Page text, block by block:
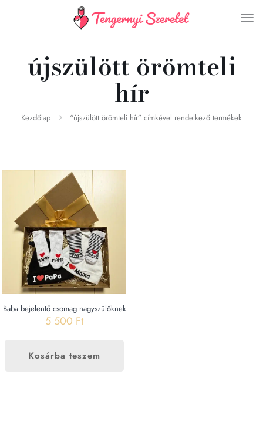
újszülött örömteli
hír
Kezdőlap “újszülött örömteli hír” címkével rendelkező termékek
Baba bejelentő csomag nagyszülőknek
5 500 Ft
Kosárba teszem